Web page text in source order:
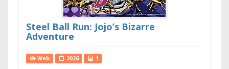
Steel Ball Run: Jojo’s Bizarre
Adventure
Web 2026 1